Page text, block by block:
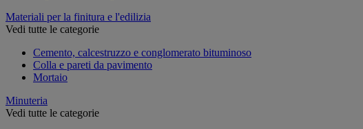
Materiali per la finitura e l'edilizia
Vedi tutte le categorie
Cemento, calcestruzzo e conglomerato bituminoso
Colla e pareti da pavimento
Mortaio
Minuteria
Vedi tutte le categorie